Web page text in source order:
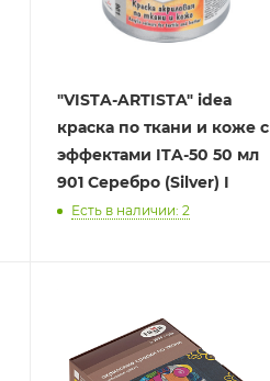
"VISTA-ARTISTA" idea
краска по ткани и коже с
эффектами ITA-50 50 мл
901 Серебро (Silver) I
Есть в наличии: 2